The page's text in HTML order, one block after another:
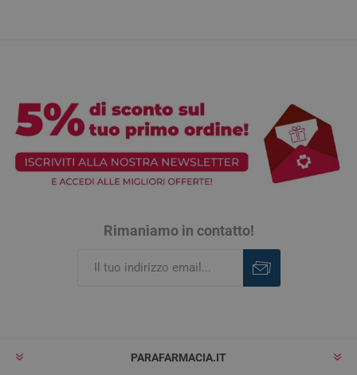
Rimaniamo in contatto!
PARAFARMACIA.IT